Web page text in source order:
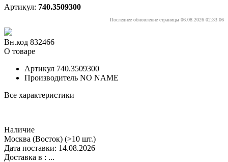
Артикул: 740.3509300
Последнее обновление страницы 06.08.2026 02:33:06
Вн.код 832466
О товаре
Артикул 740.3509300
Производитель NO NAME
Все характеристики
Наличие
Москва (Восток) (>10 шт.)
Дата поставки: 14.08.2026
Доставка в : ...